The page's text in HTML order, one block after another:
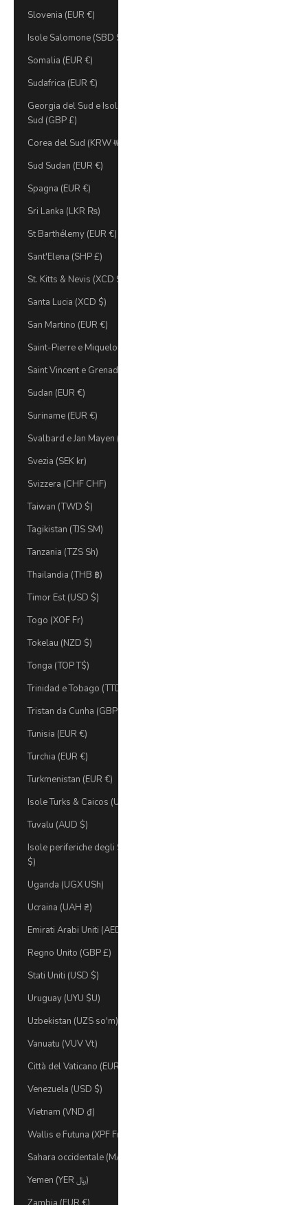
Slovenia (EUR €)
Isole Salomone (SBD $)
Somalia (EUR €)
Sudafrica (EUR €)
Georgia del Sud e Isole Sandwich del
Sud (GBP £)
Corea del Sud (KRW ₩)
Sud Sudan (EUR €)
Spagna (EUR €)
Sri Lanka (LKR ₨)
St Barthélemy (EUR €)
Sant'Elena (SHP £)
St. Kitts & Nevis (XCD $)
Santa Lucia (XCD $)
San Martino (EUR €)
Saint-Pierre e Miquelon (EUR €)
Saint Vincent e Grenadine (XCD $)
Sudan (EUR €)
Suriname (EUR €)
Svalbard e Jan Mayen (EUR €)
Svezia (SEK kr)
Svizzera (CHF CHF)
Taiwan (TWD $)
Tagikistan (TJS ЅМ)
Tanzania (TZS Sh)
Thailandia (THB ฿)
Timor Est (USD $)
Togo (XOF Fr)
Tokelau (NZD $)
Tonga (TOP T$)
Trinidad e Tobago (TTD $)
Tristan da Cunha (GBP £)
Tunisia (EUR €)
Turchia (EUR €)
Turkmenistan (EUR €)
Isole Turks & Caicos (USD)
Tuvalu (AUD $)
Isole periferiche degli Stati Uniti (USD
$)
Uganda (UGX USh)
Ucraina (UAH ₴)
Regno Unito (GBP £)
Stati Uniti (USD $)
Uruguay (UYU $U)
Uzbekistan (UZS so'm)
Vanuatu (VUV Vt)
Città del Vaticano (EUR €)
Venezuela (USD $)
Vietnam (VND ₫)
Wallis e Futuna (XPF Fr)
Yemen (YER ﷼)